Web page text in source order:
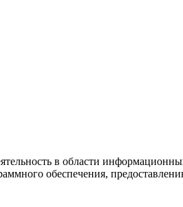
в области
обеспечения,